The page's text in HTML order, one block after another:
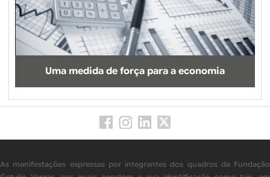
Uma medida de força para a economia
As manifestações expressas por integrantes dos quadros da Fundação